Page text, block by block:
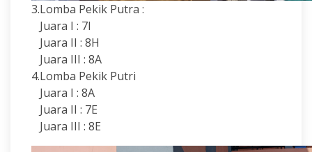
3.Lomba Pekik Putra :
Juara I : 7I
Juara II : 8H
Juara III : 8A
4.Lomba Pekik Putri
Juara I : 8A
Juara II : 7E
Juara III : 8E